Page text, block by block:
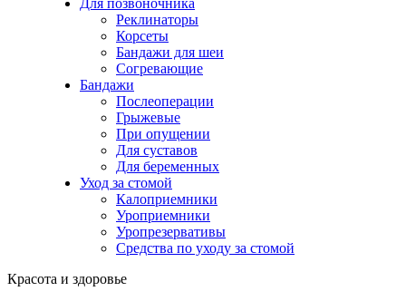
Для позвоночника
Реклинаторы
Корсеты
Бандажи для шеи
Согревающие
Бандажи
Послеоперации
Грыжевые
При опущении
Для суставов
Для беременных
Уход за стомой
Калоприемники
Уроприемники
Уропрезервативы
Средства по уходу за стомой
Красота и здоровье